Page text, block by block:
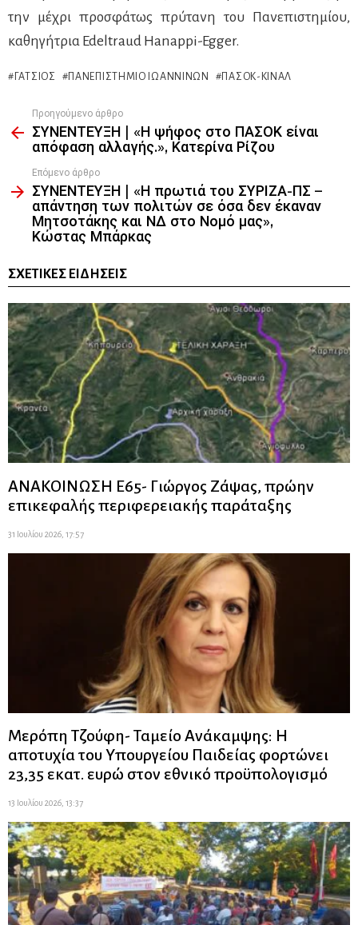
την μέχρι προσφάτως πρύτανη του Πανεπιστημίου,
καθηγήτρια Edeltraud Hanappi-Egger.
ΓΆΤΣΙΟΣ ΠΑΝΕΠΙΣΤΉΜΙΟ ΙΩΑΝΝΊΝΩΝ ΠΑΣΟΚ-ΚΙΝΑΛ
more
Προηγούμενο άρθρο
ΣΥΝΕΝΤΕΥΞΗ | «Η ψήφος στο ΠΑΣΟΚ είναι
απόφαση αλλαγής.», Κατερίνα Ρίζου
Επόμενο άρθρο
ΣΥΝΕΝΤΕΥΞΗ | «Η πρωτιά του ΣΥΡΙΖΑ-ΠΣ –
απάντηση των πολιτών σε όσα δεν έκαναν
Μητσοτάκης και ΝΔ στο Νομό μας»,
Κώστας Μπάρκας
ΣΧΕΤΙΚΈΣ ΕΙΔΉΣΕΙΣ
ΑΝΑΚΟΙΝΩΣΗ Ε65- Γιώργος Ζάψας, πρώην
επικεφαλής περιφερειακής παράταξης
31 Ιουλίου 2026, 17:57
Μερόπη Τζούφη- Ταμείο Ανάκαμψης: Η
αποτυχία του Υπουργείου Παιδείας φορτώνει
23,35 εκατ. ευρώ στον εθνικό προϋπολογισμό
13 Ιουλίου 2026, 13:37